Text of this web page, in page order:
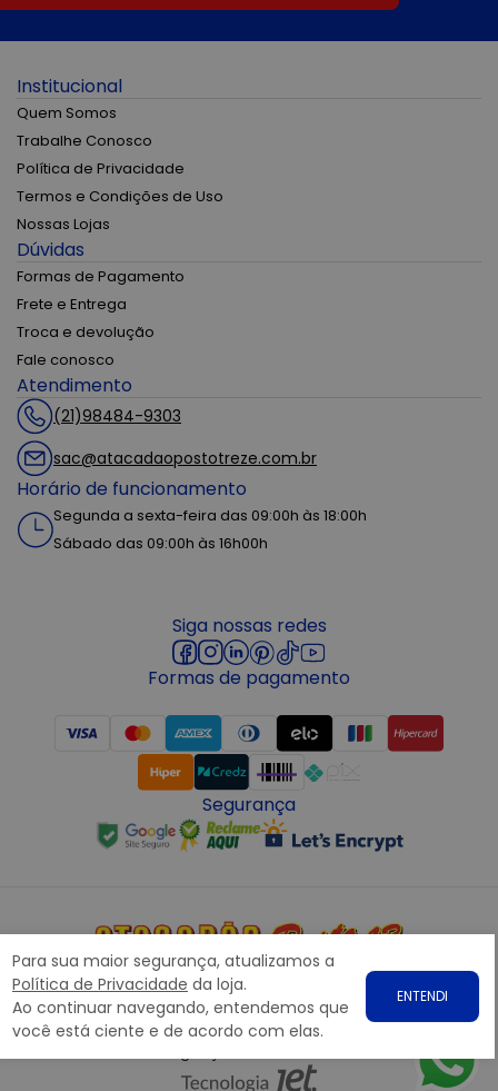
Para sua maior segurança, atualizamos a
Política de Privacidade da loja.
Ao continuar navegando, entendemos que
você está ciente e de acordo com elas.
ENTENDI
Institucional
Quem Somos
Trabalhe Conosco
Política de Privacidade
Termos e Condições de Uso
Nossas Lojas
Dúvidas
Formas de Pagamento
Frete e Entrega
Troca e devolução
Fale conosco
Atendimento
(21)98484-9303
sac@atacadaopostotreze.com.br
Horário de funcionamento
Segunda a sexta-feira das 09:00h às 18:00h
Sábado das 09:00h às 16h00h
Siga nossas redes
Formas de pagamento
Segurança
Copyright © 2022 ATACADÃO POSTO 13 - Todos os direitos
reservados. CNPJ: 15.360.767/0001-07
Rodovia Presidente Dutra, nº1258 Galpão 1268 – Bairro: Prata,